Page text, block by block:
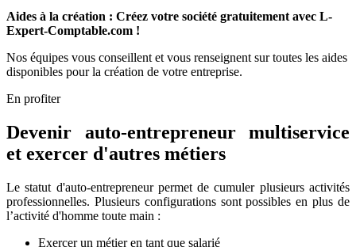
Aides à la création : Créez votre société gratuitement avec L-
Expert-Comptable.com !
Nos équipes vous conseillent et vous renseignent sur toutes les aides
disponibles pour la création de votre entreprise.
En profiter
Devenir auto-entrepreneur multiservice
et exercer d'autres métiers
Le statut d'auto-entrepreneur permet de cumuler plusieurs activités
professionnelles. Plusieurs configurations sont possibles en plus de
l’activité d'homme toute main :
Exercer un métier en tant que salarié